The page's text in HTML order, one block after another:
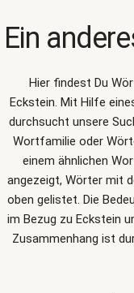
Ein
Hier findest Du
Eckstein. Mit Hilfe
durchsucht unsere
Wortfamilie oder
einem ähnlichen
angezeigt, Wörter mit
oben gelistet. Die
im Bezug zu Eckstein
Zusammenhang ist